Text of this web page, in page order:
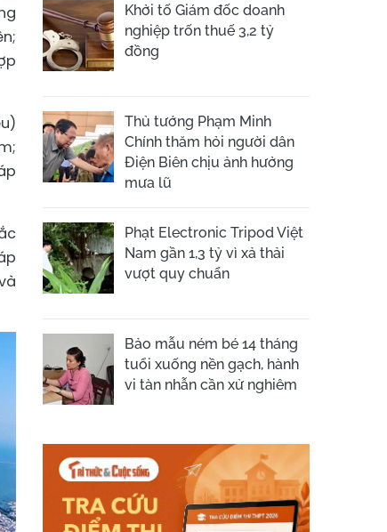
Khởi tố Giám đốc doanh
nghiệp trốn thuế 3,2 tỷ
đồng
Thủ tướng Phạm Minh
Chính thăm hỏi người dân
Điện Biên chịu ảnh hưởng
mưa lũ
Phạt Electronic Tripod Việt
Nam gần 1,3 tỷ vì xả thải
vượt quy chuẩn
Bảo mẫu ném bé 14 tháng
tuổi xuống nền gạch, hành
vi tàn nhẫn cần xử nghiêm